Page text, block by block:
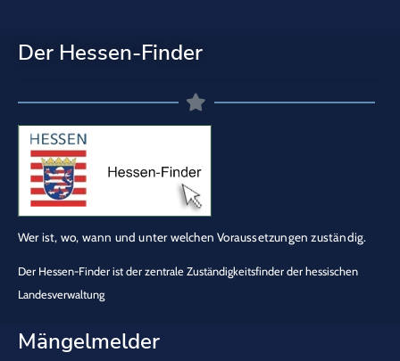
Der Hessen-Finder
Wer ist, wo, wann und unter welchen Voraussetzungen zuständig.
Der Hessen-Finder ist der zentrale Zuständigkeitsfinder der hessischen
Landesverwaltung
Mängelmelder